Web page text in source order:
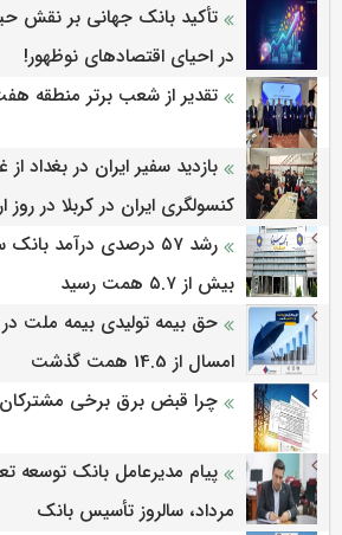
تأکید بانک جهانی بر نقش
در احیای اقتصادهای نوظهور!
تقدیر از شعب برتر منطقه
بازدید سفیر ایران در بغداد از
کنسولگری ایران در کربلا در روز
رشد ۵۷ درصدی درآمد
بیش از ۵.۷ همت رسید
حق بیمه تولیدی بیمه ملت
امسال از 14.5 همت گذشت
چرا قبض برق برخی
مرداد، سالروز تأسیس بانک